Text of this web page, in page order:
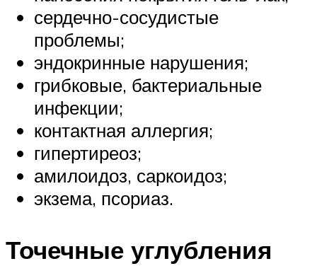
сердечно-сосудистые
проблемы;
эндокринные нарушения;
грибковые, бактериальные
инфекции;
контактная аллергия;
гипертиреоз;
амилоидоз, саркоидоз;
экзема, псориаз.
Точечные углубления